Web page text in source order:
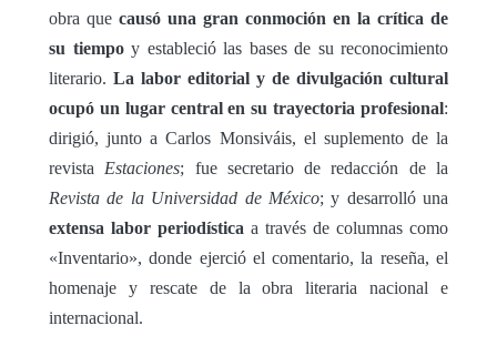
obra que causó una gran conmoción en la crítica de
su tiempoy estableció las bases de su reconocimiento
literario. La labor editorial y de divulgación cultural
ocupó un lugar central en su trayectoria profesional:
dirigió, junto a Carlos Monsiváis, el suplemento de la
revista Estaciones; fue secretario de redacción de la
Revista de la Universidad de México; y desarrolló una
extensa labor periodística a través de columnas como
«Inventario», donde ejerció el comentario, la reseña, el
homenaje y rescate de la obra literaria nacional e
internacional.